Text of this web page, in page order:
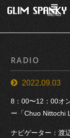
MENU
RADIO
2022.09.03
8：00〜12：00オ
ー「Chuo Nittochi
ナビゲーター：渡